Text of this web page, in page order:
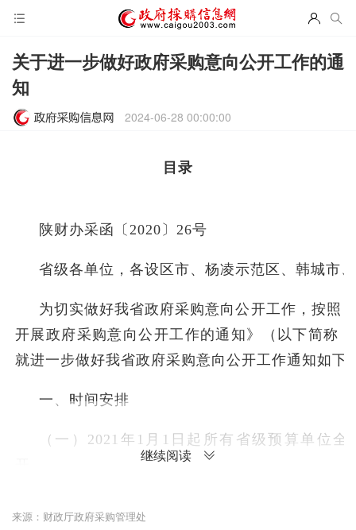
关于进一步做好政府采购意向公开工作的通
知
2024-06-28 00:00:00
目录
陕财办采函〔2020〕26号
省级各单位，各设区市、杨凌示范区、韩城市
为切实做好我省政府采购意向公开工作，按照
开展政府采购意向公开工作的通知》（以下简称
就进一步做好我省政府采购意向公开工作通知如下
一、时间安排
（一）2021年1月1日起所有省级预算单位
继续阅读
来源：财政厅政府采购管理处